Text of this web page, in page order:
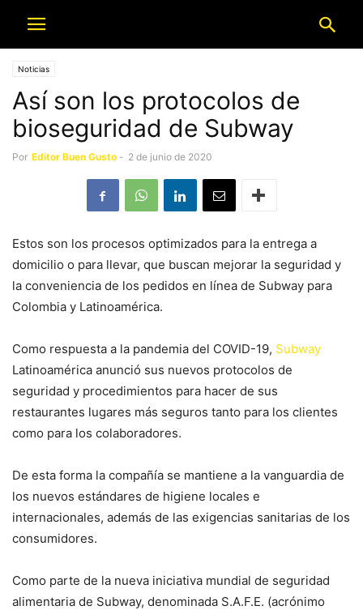
Noticias
Así son los protocolos de
bioseguridad de Subway
Por Editor Buen Gusto - 2 de junio de 2020
Estos son los procesos optimizados para la entrega a
domicilio o para llevar, que buscan mejorar la seguridad y
la conveniencia de los pedidos en línea de Subway para
Colombia y Latinoamérica.
Como respuesta a la pandemia del COVID-19, Subway
Latinoamérica anunció sus nuevos protocolos de
seguridad y procedimientos para hacer de sus
restaurantes lugares más seguros tanto para los clientes
como para los colaboradores.
De esta forma la compañía se mantiene a la vanguardia de
los nuevos estándares de higiene locales e
internacionales, además de las exigencias sanitarias de los
consumidores.
Como parte de la nueva iniciativa mundial de seguridad
alimentaria de Subway, denominada S.A.F.E. (acrónimo